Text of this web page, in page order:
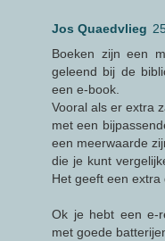
Jos Quaedvlieg
Boeken zijn een
geleend bij de
een e-book.
Vooral als er extra
met een
een meerwaarde
die je kunt
Het geeft een
Ok je hebt een e-
met goede